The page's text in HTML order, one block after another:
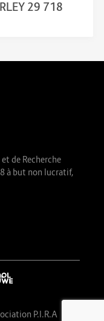
29 718
de Recherche
à but non lucratif,
P.I.R.A